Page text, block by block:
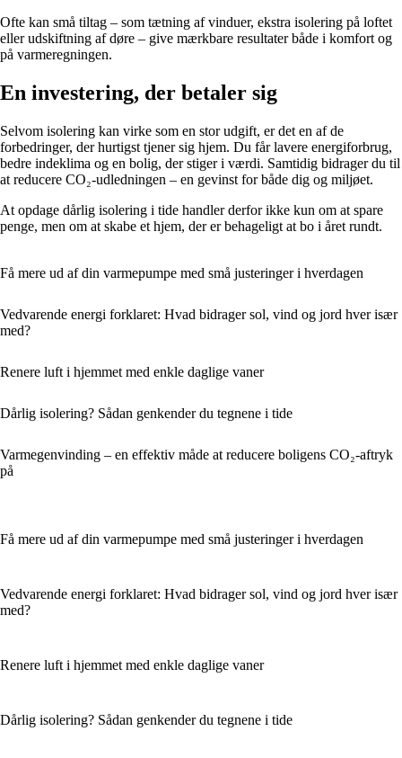
Ofte kan små tiltag – som tætning af vinduer, ekstra isolering på loftet
eller udskiftning af døre – give mærkbare resultater både i komfort og
på varmeregningen.
En investering, der betaler sig
Selvom isolering kan virke som en stor udgift, er det en af de
forbedringer, der hurtigst tjener sig hjem. Du får lavere energiforbrug,
bedre indeklima og en bolig, der stiger i værdi. Samtidig bidrager du til
at reducere CO₂-udledningen – en gevinst for både dig og miljøet.
At opdage dårlig isolering i tide handler derfor ikke kun om at spare
penge, men om at skabe et hjem, der er behageligt at bo i året rundt.
Få mere ud af din varmepumpe med små justeringer i hverdagen
Vedvarende energi forklaret: Hvad bidrager sol, vind og jord hver især
med?
Renere luft i hjemmet med enkle daglige vaner
Dårlig isolering? Sådan genkender du tegnene i tide
Varmegenvinding – en effektiv måde at reducere boligens CO₂-aftryk
på
Få mere ud af din varmepumpe med små justeringer i hverdagen
Vedvarende energi forklaret: Hvad bidrager sol, vind og jord hver især
med?
Renere luft i hjemmet med enkle daglige vaner
Dårlig isolering? Sådan genkender du tegnene i tide